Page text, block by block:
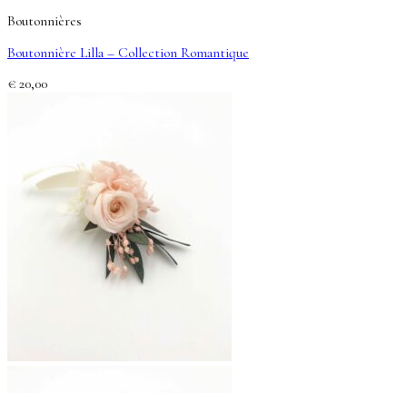
Boutonnières
Boutonnière Lilla – Collection Romantique
€ 20,00